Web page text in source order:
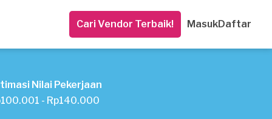
Cari Vendor Terbaik! MasukDaftar
Nilai Pekerjaan
- Rp140.000